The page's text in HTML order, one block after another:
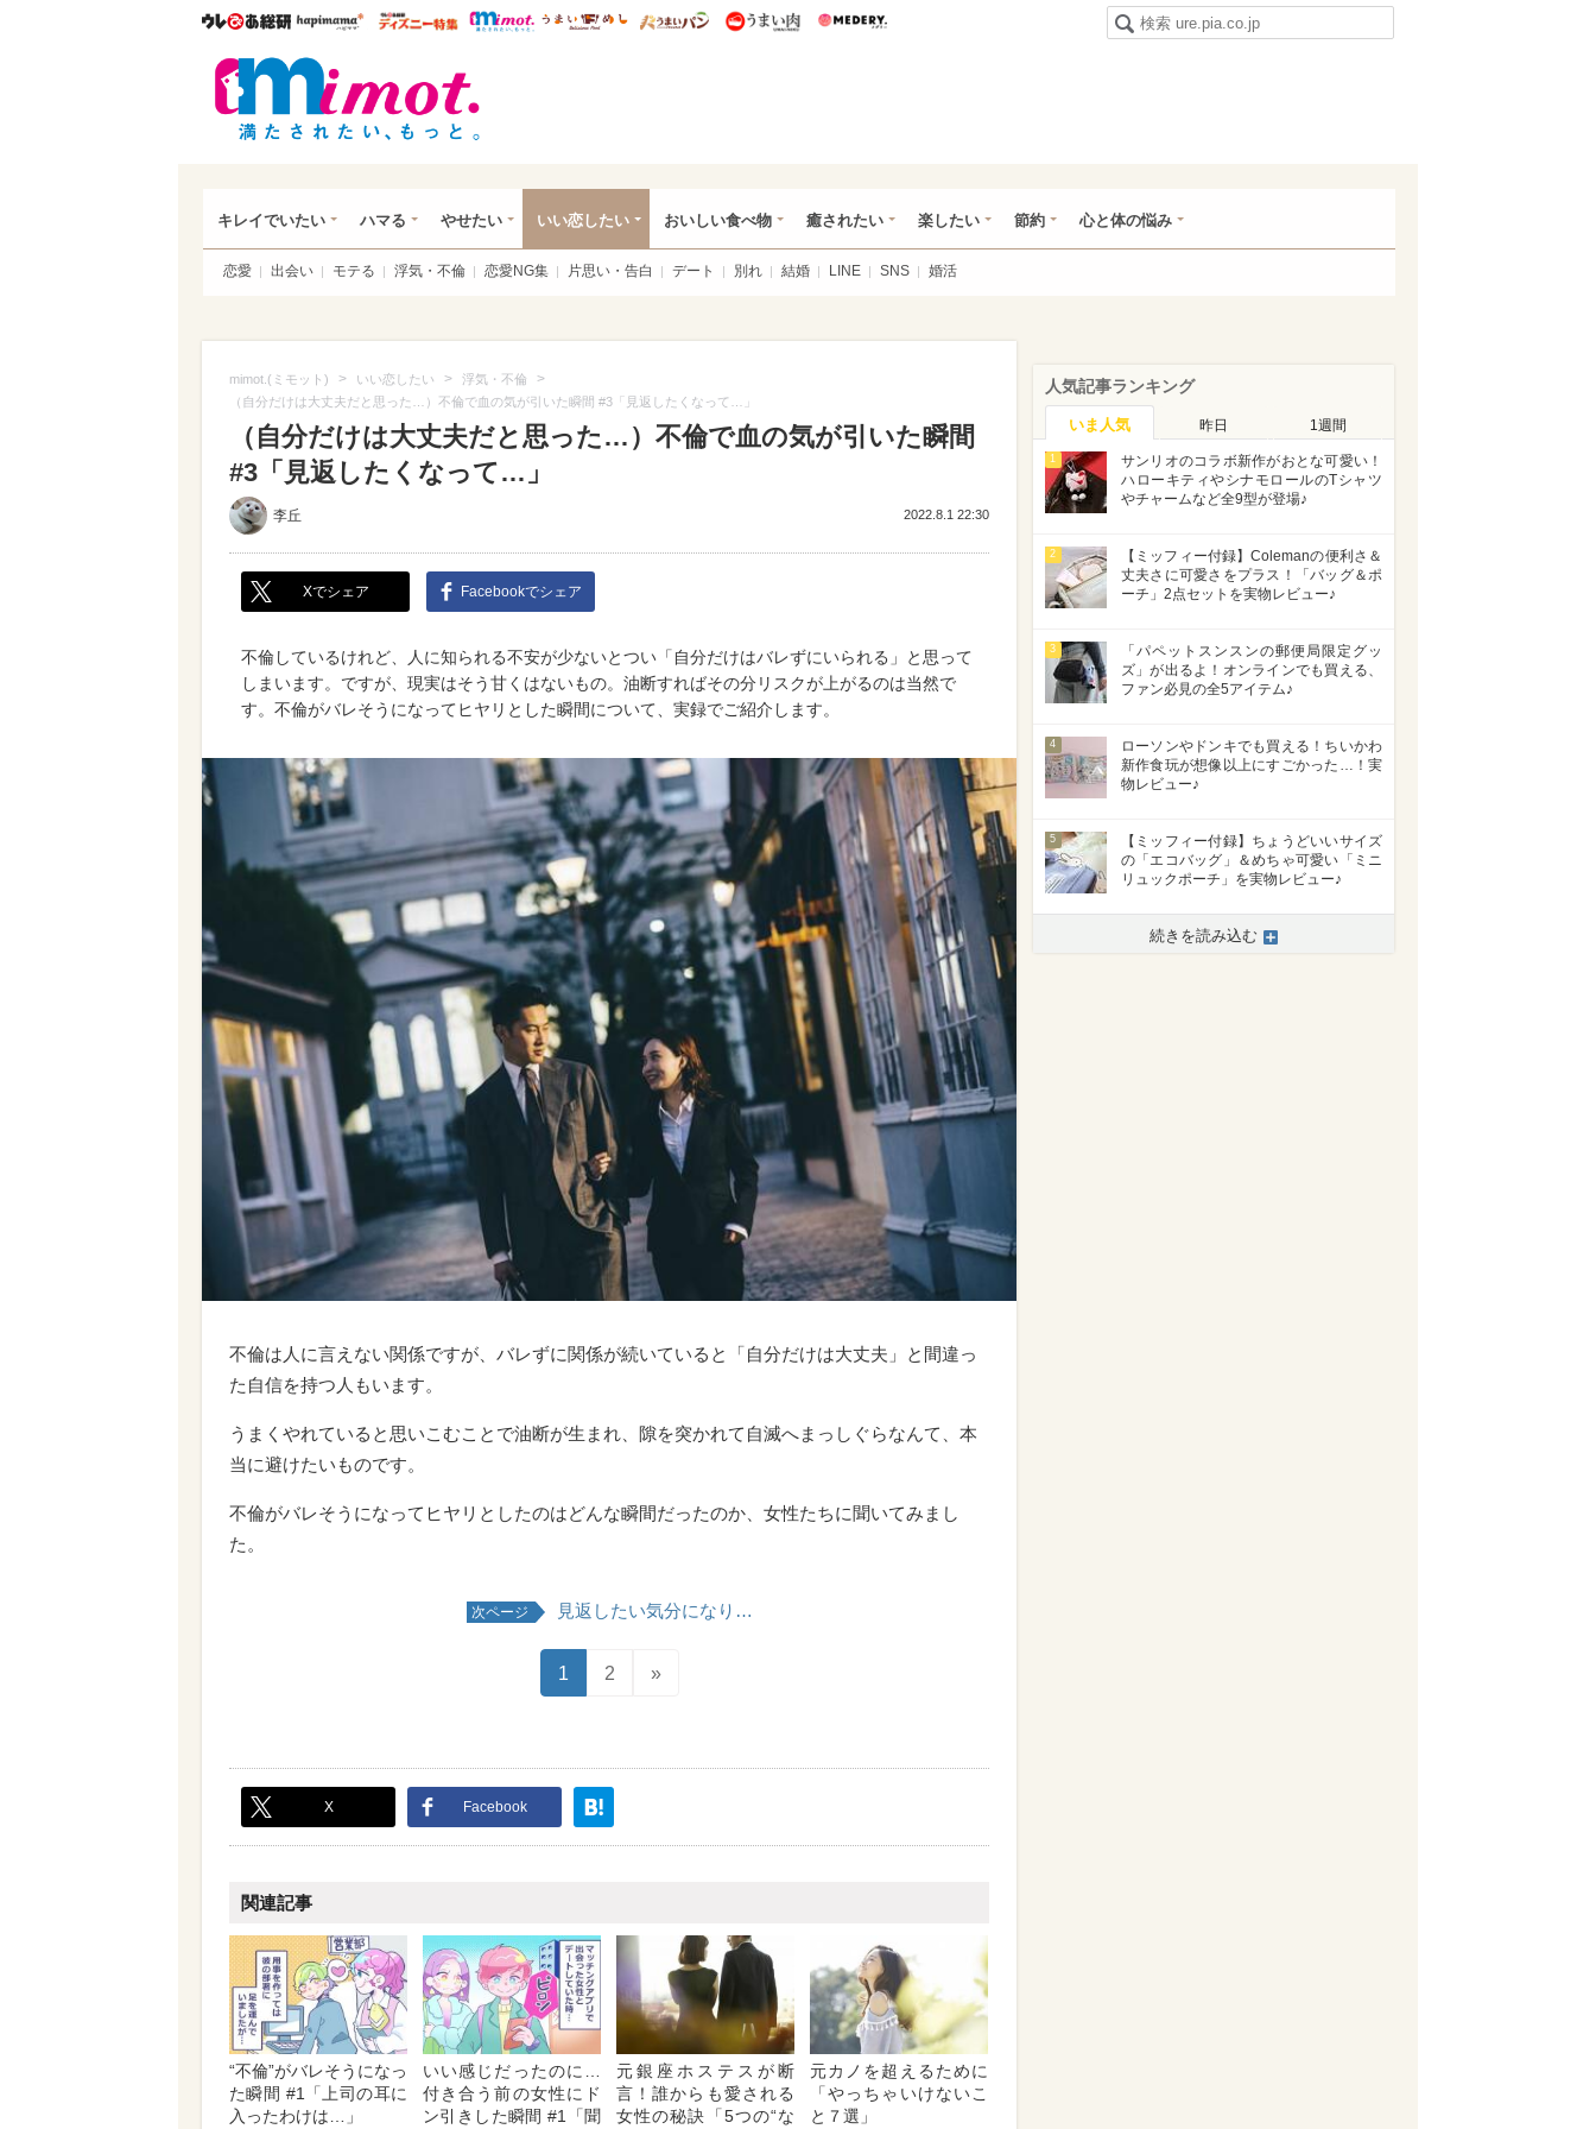
ウレぴあ総研ハピママ* ウレぴあ総研 ディズニー特集
mimot. うまいめし うまいパン うまい肉
キレイでいたい ハマる やせたい いい恋したい おいしい食べ物 癒されたい 楽したい 節約 心と体の悩み
恋愛 出会い モテる 浮気・不倫 恋愛NG集 片思い・告白 デート 別れ 結婚 LINE SNS 婚活
mimot.(ミモット) > いい恋したい > 浮気・不倫 >
（自分だけは大丈夫だと思った…）不倫で血の気が引いた瞬間 #3「見返したくなって…」
（自分だけは大丈夫だと思った…）不倫で血の気が引いた瞬間
#3「見返したくなって…」
李丘 2022.8.1 22:30
Xでシェア Facebookでシェア
不倫しているけれど、人に知られる不安が少ないとつい「自分だけはバレずにいられる」と思って
しまいます。ですが、現実はそう甘くはないもの。油断すればその分リスクが上がるのは当然で
す。不倫がバレそうになってヒヤリとした瞬間について、実録でご紹介します。
不倫は人に言えない関係ですが、バレずに関係が続いていると「自分だけは大丈夫」と間違っ
た自信を持つ人もいます。
うまくやれていると思いこむことで油断が生まれ、隙を突かれて自滅へまっしぐらなんて、本
当に避けたいものです。
不倫がバレそうになってヒヤリとしたのはどんな瞬間だったのか、女性たちに聞いてみまし
た。
次ページ 見返したい気分になり…
1 2 »
X Facebook
関連記事
“不倫”がバレそうになっ
た瞬間 #1「上司の耳に
入ったわけは…」
いい感じだったのに…
付き合う前の女性にド
ン引きした瞬間 #1「聞
元銀座ホステスが断
言！誰からも愛される
女性の秘訣「5つの“な
元カノを超えるために
「やっちゃいけないこ
と７選」
人気記事ランキング
いま人気 昨日 1週間
1
サンリオのコラボ新作がおとな可愛い！
ハローキティやシナモロールのTシャツ
やチャームなど全9型が登場♪
2
【ミッフィー付録】Colemanの便利さ＆
丈夫さに可愛さをプラス！「バッグ＆ポ
ーチ」2点セットを実物レビュー♪
3
「パペットスンスンの郵便局限定グッ
ズ」が出るよ！オンラインでも買える、
ファン必見の全5アイテム♪
4
ローソンやドンキでも買える！ちいかわ
新作食玩が想像以上にすごかった…！実
物レビュー♪
5
【ミッフィー付録】ちょうどいいサイズ
の「エコバッグ」＆めちゃ可愛い「ミニ
リュックポーチ」を実物レビュー♪
続きを読み込む